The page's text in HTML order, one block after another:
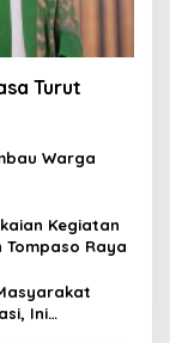
Turut
Warga
Kegiatan
Tompaso Raya
Ini